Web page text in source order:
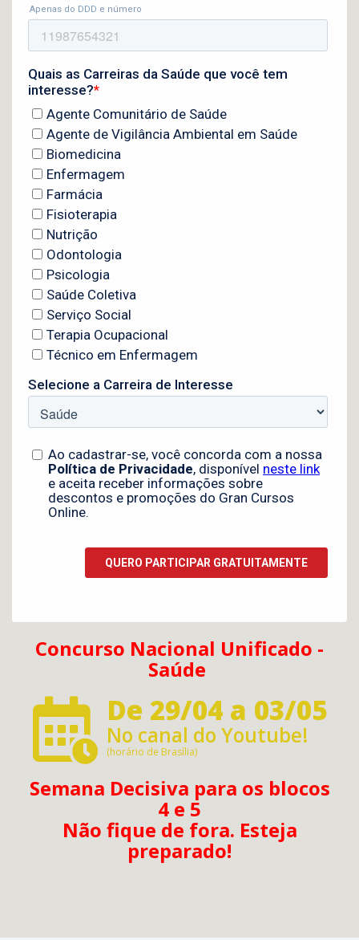
Concurso Nacional Unificado -
Saúde
De 29/04 a 03/05
No canal do Youtube!
(horário de Brasília)
Semana Decisiva para os blocos
4 e 5
Não fique de fora. Esteja
preparado!